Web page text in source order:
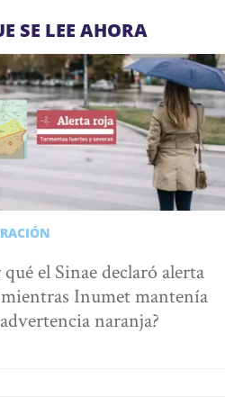
SE LEE AHORA
qué el Sinae declaró alerta
Inumet mantenía
naranja?